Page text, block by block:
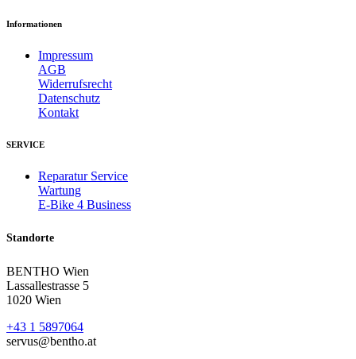
Informationen
Impressum
AGB
Widerrufsrecht
Datenschutz
Kontakt
SERVICE
Reparatur Service
Wartung
E-Bike 4 Business
Standorte
BENTHO Wien
Lassallestrasse 5
1020 Wien
+43 1 5897064
servus@bentho.at